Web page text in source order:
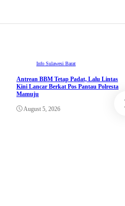
Info Sulawesi Barat
Antrean BBM Tetap Padat, Lalu Lintas
Kini Lancar Berkat Pos Pantau Polresta
Mamuju
August 5, 2026